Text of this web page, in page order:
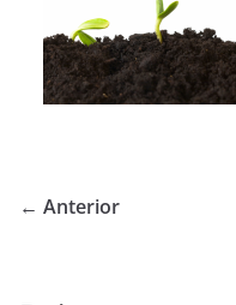
← Anterior